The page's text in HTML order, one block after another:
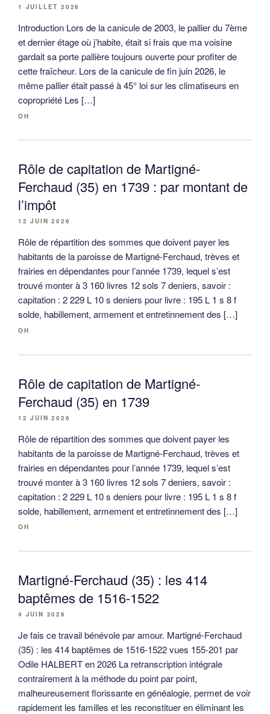
1 JUILLET 2026
Introduction Lors de la canicule de 2003, le pallier du 7ème
et dernier étage où j’habite, était si frais que ma voisine
gardait sa porte pallière toujours ouverte pour profiter de
cette fraîcheur. Lors de la canicule de fin juin 2026, le
même pallier était passé à 45° loi sur les climatiseurs en
copropriété Les […]
OH
Rôle de capitation de Martigné-
Ferchaud (35) en 1739 : par montant de
l’impôt
12 JUIN 2026
Rôle de répartition des sommes que doivent payer les
habitants de la paroisse de Martigné-Ferchaud, trèves et
frairies en dépendantes pour l’année 1739, lequel s’est
trouvé monter à 3 160 livres 12 sols 7 deniers, savoir :
capitation : 2 229 L 10 s deniers pour livre : 195 L 1 s 8 f
solde, habillement, armement et entretinnement des […]
OH
Rôle de capitation de Martigné-
Ferchaud (35) en 1739
12 JUIN 2026
Rôle de répartition des sommes que doivent payer les
habitants de la paroisse de Martigné-Ferchaud, trèves et
frairies en dépendantes pour l’année 1739, lequel s’est
trouvé monter à 3 160 livres 12 sols 7 deniers, savoir :
capitation : 2 229 L 10 s deniers pour livre : 195 L 1 s 8 f
solde, habillement, armement et entretinnement des […]
OH
Martigné-Ferchaud (35) : les 414
baptêmes de 1516-1522
4 JUIN 2026
Je fais ce travail bénévole par amour. Martigné-Ferchaud
(35) : les 414 baptêmes de 1516-1522 vues 155-201 par
Odile HALBERT en 2026 La retranscription intégrale
contrairement à la méthode du point par point,
malheureusement florissante en généalogie, permet de voir
rapidement les familles et les reconstituer en éliminant les